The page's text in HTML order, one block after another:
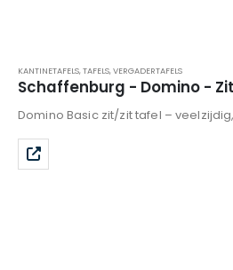
KANTINETAFELS,TAFELS,VERGADERTAFELS
Schaffenburg - Domino -
Domino Basic zit/zit tafel –